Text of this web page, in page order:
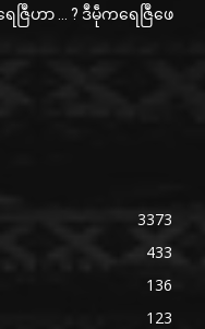
ဇြဳဟာ … ? ဒဳမဵုကရေဇြဳဖေ
3373
433
136
123